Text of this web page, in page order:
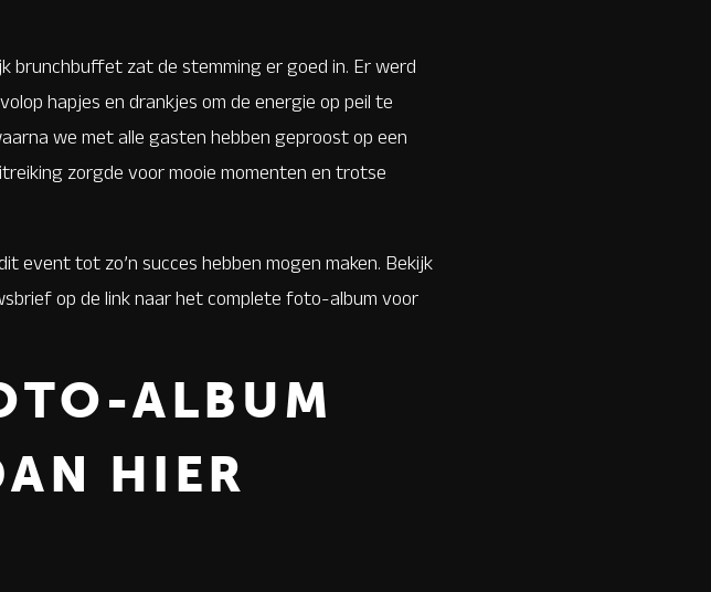
brunchbuffet zat de stemming er goed in. Er werd
hapjes en drankjes om de energie op peil te
we met alle gasten hebben geproost op een
zorgde voor mooie momenten en trotse
event tot zo’n succes hebben mogen maken. Bekijk
op de link naar het complete foto-album voor
ALBUM
HIER